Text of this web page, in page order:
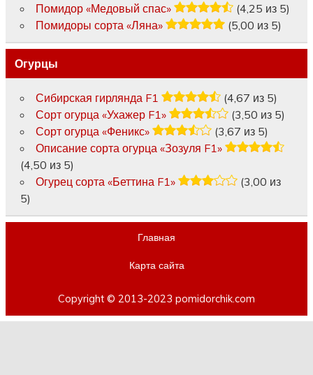
Помидор «Медовый спас»
(4,25 из 5)
Помидоры сорта «Ляна»
(5,00 из 5)
Огурцы
Сибирская гирлянда F1
(4,67 из 5)
Сорт огурца «Ухажер F1»
(3,50 из 5)
Сорт огурца «Феникс»
(3,67 из 5)
Описание сорта огурца «Зозуля F1»
(4,50 из 5)
Огурец сорта «Беттина F1»
(3,00 из
5)
Главная
Карта сайта
Copyright © 2013-2023 pomidorchik.com